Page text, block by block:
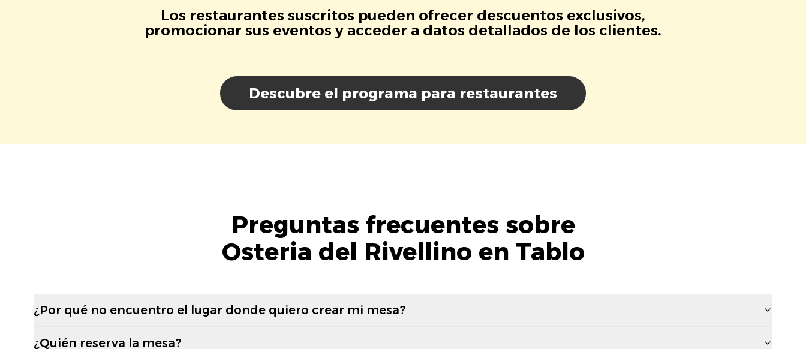
Los restaurantes suscritos pueden ofrecer descuentos exclusivos,
promocionar sus eventos y acceder a datos detallados de los clientes.
Descubre el programa para restaurantes
Preguntas frecuentes sobre
Osteria del Rivellino en Tablo
¿Por qué no encuentro el lugar donde quiero crear mi mesa?
¿Quién reserva la mesa?